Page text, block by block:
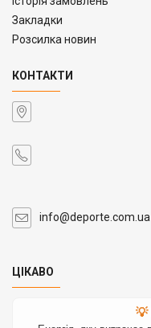
Закладки
Розсилка новин
КОНТАКТИ
info@deporte.com.ua
ЦІКАВО